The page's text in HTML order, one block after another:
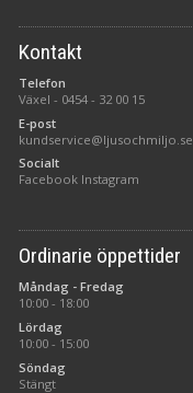
Kontakt
Telefon
Växel - 0454 - 32 00 15
E-post
kundservice@ljusochmiljo.se
Socialt
Facebook Instagram
Ordinarie öppettider
Måndag - Fredag
10:00 - 18:00
Lördag
10:00 - 15:00
Söndag
Stängt